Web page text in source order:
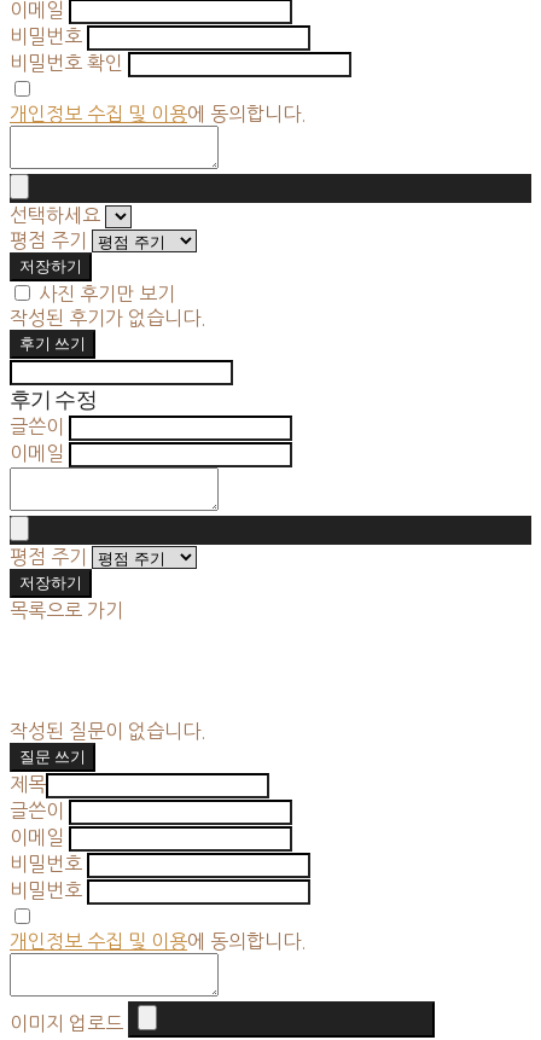
이메일
비밀번호
비밀번호 확인
개인정보 수집 및 이용에 동의합니다.
선택하세요
평점 주기
저장하기
사진 후기만 보기
작성된 후기가 없습니다.
후기 쓰기
후기 수정
글쓴이
이메일
평점 주기
저장하기
목록으로 가기
작성된 질문이 없습니다.
질문 쓰기
제목
글쓴이
이메일
비밀번호
비밀번호
개인정보 수집 및 이용에 동의합니다.
이미지 업로드